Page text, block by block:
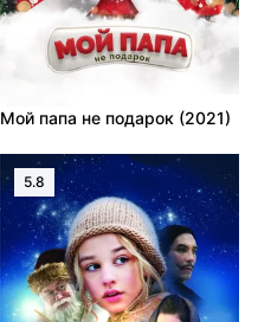
Мой папа не подарок (2021)
5.8